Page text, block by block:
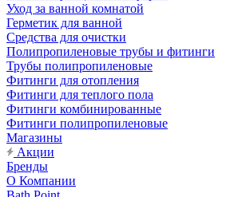
Уход за ванной комнатой
Герметик для ванной
Средства для очистки
Полипропиленовые трубы и фитинги
Трубы полипропиленовые
Фитинги для отопления
Фитинги для теплого пола
Фитинги комбинированные
Фитинги полипропиленовые
Магазины
Акции
Бренды
О Компании